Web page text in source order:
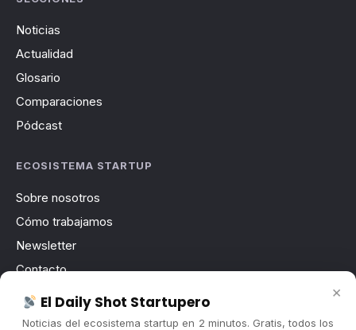
Noticias
Actualidad
Glosario
Comparaciones
Pódcast
ECOSISTEMA STARTUP
Sobre nosotros
Cómo trabajamos
Newsletter
Contacto
Publicidad
Convocatorias
×
El Daily Shot Startupero
Noticias del ecosistema startup en 2 minutos. Gratis, todos los